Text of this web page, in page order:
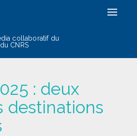
collaboratif du
CNRS
Toggle
: deux
destinations